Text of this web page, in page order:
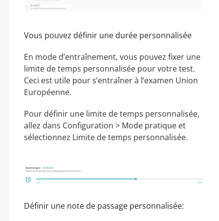
Vous pouvez définir une durée personnalisée
En mode d’entraînement, vous pouvez fixer une
limite de temps personnalisée pour votre test.
Ceci est utile pour s’entraîner à l’examen Union
Européenne.
Pour définir une limite de temps personnalisée,
allez dans Configuration > Mode pratique et
sélectionnez Limite de temps personnalisée.
Définir une note de passage personnalisée: